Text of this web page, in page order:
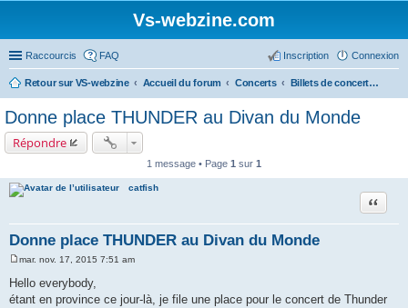
Vs-webzine.com
Raccourcis FAQ Connexion
Inscription
Retour sur VS-webzine Accueil du forum Concerts Billets de concerts et Covoiturages, Infos générales sur les concerts
Donne place THUNDER au Divan du Monde
Répondre
1 message • Page 1 sur 1
catfish
Donne place THUNDER au Divan du Monde
Citer
e
s
s
mar. nov. 17, 2015 7:51 am
Hello everybody,
étant en province ce jour-là, je file une place pour le concert de Thunder